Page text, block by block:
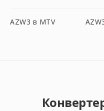
AZW3 в MTV